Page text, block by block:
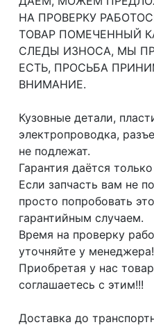
НА ПРОВЕРКУ
ТОВАР ПОМЕЧЕННЫЙ
СЛЕДЫ ИЗНОСА, МЫ
ЕСТЬ, ПРОСЬБА
ВНИМАНИЕ.
Кузовные детали,
электропроводка,
не подлежат.
Гарантия даётся
Если запчасть вам не
просто попробовать
гарантийным случаем.
Время на проверку
уточняйте у
Приобретая у нас
соглашаетесь с этим!!!
Доcтaвка дo